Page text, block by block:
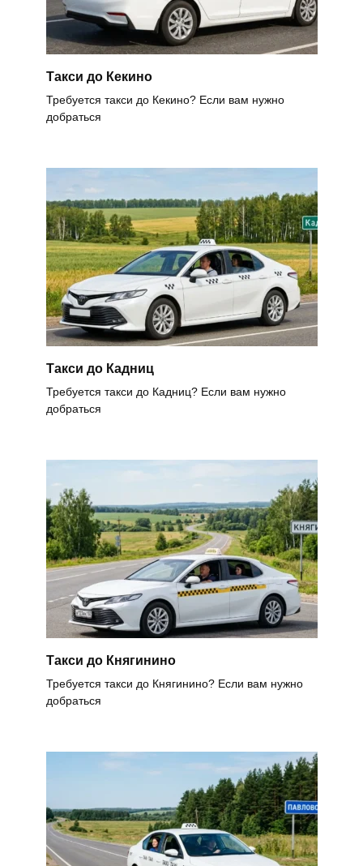
Такси до Кекино
Требуется такси до Кекино? Если вам нужно
добраться
Такси до Кадниц
Требуется такси до Кадниц? Если вам нужно
добраться
Такси до Княгинино
Требуется такси до Княгинино? Если вам нужно
добраться